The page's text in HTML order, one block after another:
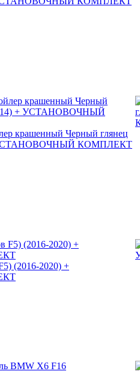
крашенный Черный глянец
УСТАНОВОЧНЫЙ КОМПЛЕКТ
(2016-2020) +